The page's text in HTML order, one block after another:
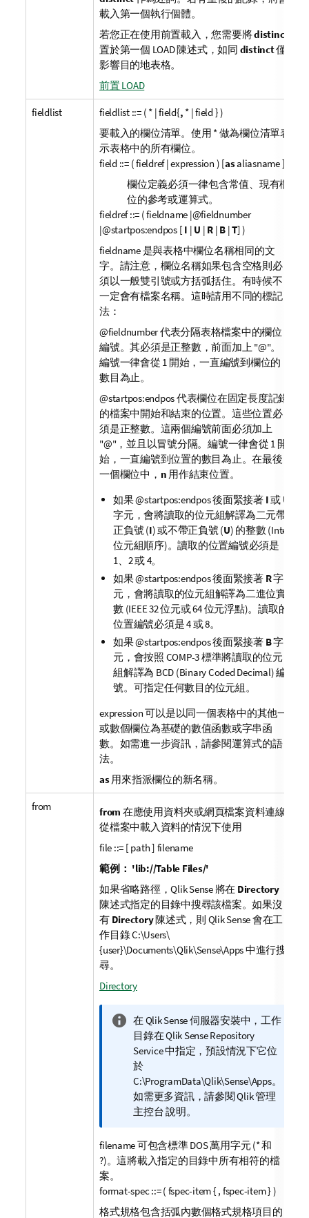
載入第一個執行個體。
若您正在使用前置載入，您需要將distinct
置於第一個 LOAD 陳述式，如同 distinct僅
影響目的地表格。
前置 LOAD
fieldlist fieldlist ::= ( * | field{, * | field } )
要載入的欄位清單。使用 *做為欄位清單表
示表格中的所有欄位。
field ::= ( fieldref|expression ) [asaliasname ]
欄位定義必須一律包含常值、現有欄
位的參考或運算式。
fieldref ::= ( fieldname |@fieldnumber
|@startpos:endpos [ I | U | R| B|T] )
fieldname是與表格中欄位名稱相同的文
字。請注意，欄位名稱如果包含空格則必
須以一般雙引號或方括弧括住。有時候不
一定會有檔案名稱。這時請用不同的標記
法：
@fieldnumber代表分隔表格檔案中的欄位
編號。其必須是正整數，前面加上 "@"。
編號一律會從 1 開始，一直編號到欄位的
數目為止。
@startpos:endpos代表欄位在固定長度記錄
的檔案中開始和結束的位置。這些位置必
須是正整數。這兩個編號前面必須加上
"@"，並且以冒號分隔。編號一律會從 1 開
始，一直編號到位置的數目為止。在最後
一個欄位中， n 用作結束位置。
如果@startpos:endpos後面緊接著 I或 U
字元，會將讀取的位元組解譯為二元帶
正負號 (I) 或不帶正負號 (U) 的整數 (Intel
位元組順序)。讀取的位置編號必須是
1、2 或 4。
如果@startpos:endpos後面緊接著 R字
元，會將讀取的位元組解譯為二進位實
數 (IEEE 32 位元或 64 位元浮點)。讀取的
位置編號必須是 4 或 8。
如果@startpos:endpos後面緊接著 B字
元，會按照 COMP-3 標準將讀取的位元
組解譯為 BCD (Binary Coded Decimal)編
號。可指定任何數目的位元組。
expression可以是以同一個表格中的其他一
或數個欄位為基礎的數值函數或字串函
數。如需進一步資訊，請參閱運算式的語
法。
as用來指派欄位的新名稱。
from from 在應使用資料夾或網頁檔案資料連線
從檔案中載入資料的情況下使用
file ::= [ path ] filename
範例： 'lib://Table Files/'
如果省略路徑，Qlik Sense將在 Directory
陳述式指定的目錄中搜尋該檔案。如果沒
有 Directory陳述式，則 Qlik Sense會在工
作目錄C:\Users\
{user}\Documents\Qlik\Sense\Apps中進行搜
尋。
Directory
資
訊
備
註
在 Qlik Sense伺服器安裝中，工作
目錄在Qlik Sense Repository
Service中指定，預設情況下它位
於
C:\ProgramData\Qlik\Sense\Apps。
如需更多資訊，請參閱Qlik 管理
主控台說明。
filename可包含標準DOS萬用字元 (*和
?)。這將載入指定的目錄中所有相符的檔
案。
format-spec ::= ( fspec-item { , fspec-item } )
格式規格包含括弧內數個格式規格項目的